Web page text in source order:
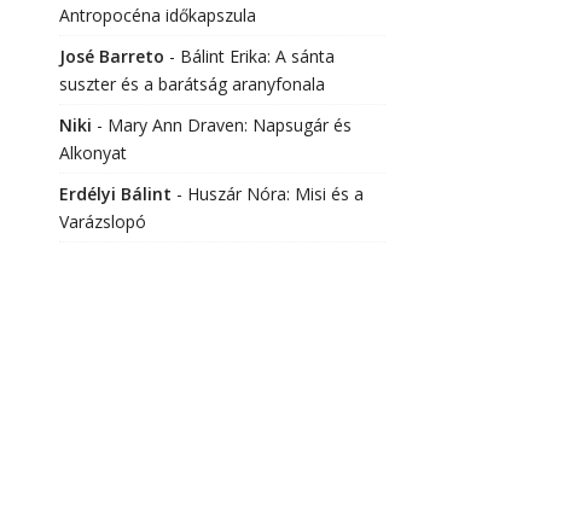
Antropocéna időkapszula
José Barreto - Bálint Erika: A sánta
suszter és a barátság aranyfonala
Niki - Mary Ann Draven: Napsugár és
Alkonyat
Erdélyi Bálint - Huszár Nóra: Misi és a
Varázslopó